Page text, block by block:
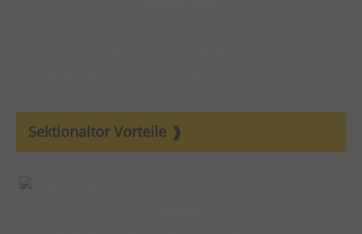
Sektionaltor Vorteile